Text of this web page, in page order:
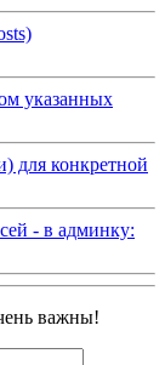
указанных
для конкретной
- в админку:
важны!